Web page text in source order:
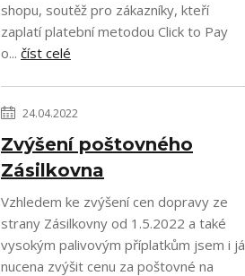
shopu, soutěž pro zákazníky, kteří
zaplatí platební metodou Click to Pay
o... číst celé
24.04.2022
Zvýšení poštovného
Zásilkovna
Vzhledem ke zvýšení cen dopravy ze
strany Zásilkovny od 1.5.2022 a také
vysokým palivovým příplatkům jsem i já
nucena zvýšit cenu za poštovné na